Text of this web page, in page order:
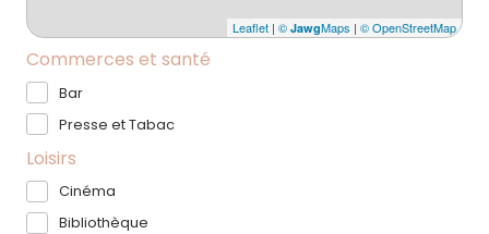
Leaflet | © JawgMaps | © OpenStreetMap
Commerces et santé
Bar
Presse et Tabac
Loisirs
Cinéma
Bibliothèque